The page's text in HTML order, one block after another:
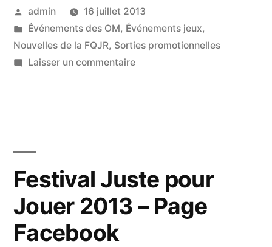
Festival
Juste
pour
Publié
par
admin
16 juillet 2013
Publié
dans
Événements des OM, Événements jeux,
Nouvelles de la FQJR, Sorties promotionnelles
Laisser un commentairesur
Jouer
Festival Juste pour
Jouer 2013 – Page
Facebook